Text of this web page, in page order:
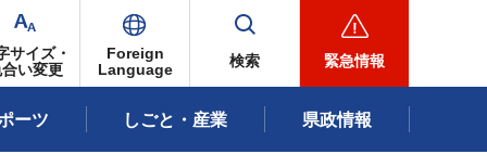
サイズ・
い変更
Foreign
Language
検索 緊急情報
ーツ しごと・産業 県政情報